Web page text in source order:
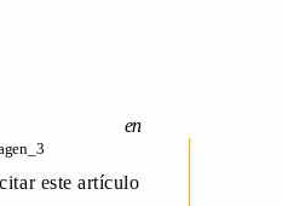
este artículo